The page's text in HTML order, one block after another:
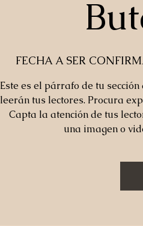
FECHA A SER
Este es el párrafo de tu
leerán tus lectores. Procura
Capta la atención de tus
una imagen o